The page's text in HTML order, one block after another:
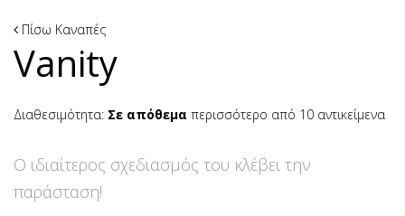
Πίσω Καναπές
Vanity
Διαθεσιμότητα: Σε απόθεμα περισσότερο από 10 αντικείμενα
O ιδιαίτερος σχεδιασμός του κλέβει την
παράσταση!